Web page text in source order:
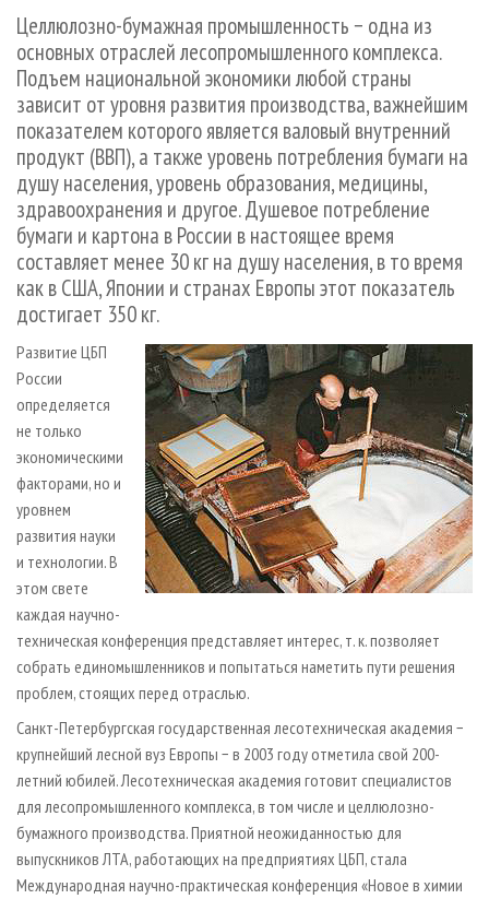
СУШКА ДРЕВЕСИНЫ
ПРОИЗВОДСТВО ДРЕВЕСНЫХ ПЛИТ
ДЕРЕВЯННОЕ ДОМОСТРОЕНИЕ
ПРОИЗВОДСТВО МЕБЕЛИ
БИОЭНЕРГЕТИКА
ЦБП
ИНСТРУМЕНТ И МАТЕРИАЛЫ
ПЕРСОНЫ
МОБИЛЬНЫЕ ВЫСТАВКИ
ОФИЦИАЛЬНЫЕ ДЕЛЕГАЦИИ
ПРИОРИТЕТНЫЕ ИНВЕСТПРОЕКТЫ
RUSSIAN FORESTRY REVIEW
ГАЗЕТА ЛЕСПРОМФОРУМ
БИБЛИОТЕКА СПЕЦИАЛИСТА
КОНТАКТЫ
РЕКЛАМА
РЕКЛАМА НА САЙТЕ
Целлюлозно-бумажная промышленность − одна из
основных отраслей лесопромышленного комплекса.
Подъем национальной экономики любой страны
зависит от уровня развития производства, важнейшим
показателем которого является валовый внутренний
продукт (ВВП), а также уровень потребления бумаги на
душу населения, уровень образования, медицины,
здраво­охранения и другое. Душевое потребление
бумаги и картона в России в настоящее время
составляет менее 30 кг на душу населения, в то время
как в США, Японии и странах Европы этот показатель
достигает 350 кг.
Развитие ЦБП
России
определяется
не только
экономическими
факторами, но и
уровнем
развития науки
и технологии. В
этом свете
каждая научно-
техническая конференция представляет интерес, т. к. позволяет
собрать единомышленников и попытаться наметить пути решения
проб­лем, стоящих перед отраслью.
Санкт-Петербургская государственная лесотехническая академия −
крупнейший лесной вуз Европы − в 2003 году отметила свой 200-
летний юбилей. Лесотехническая академия готовит специалистов
для лесопромышленного комплекса, в том числе и целлюлозно-
бумажного производства. Приятной неожиданностью для
выпускников ЛТА, работающих на предприятиях ЦБП, стала
Международная научно-практическая конференция «Новое в химии